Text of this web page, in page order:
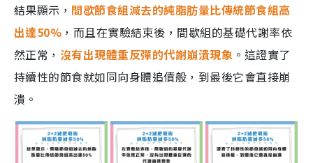
結果顯示， 間歇節食組減去的純脂肪量比傳統節食組高
出達50% ，而且在實驗結束後，間歇組的基礎代謝率依
然正常， 沒有出現體重反彈的代謝崩潰現象 。這證實了
持續性的節食就如同向身體追債般，到最後它會直接崩
潰。